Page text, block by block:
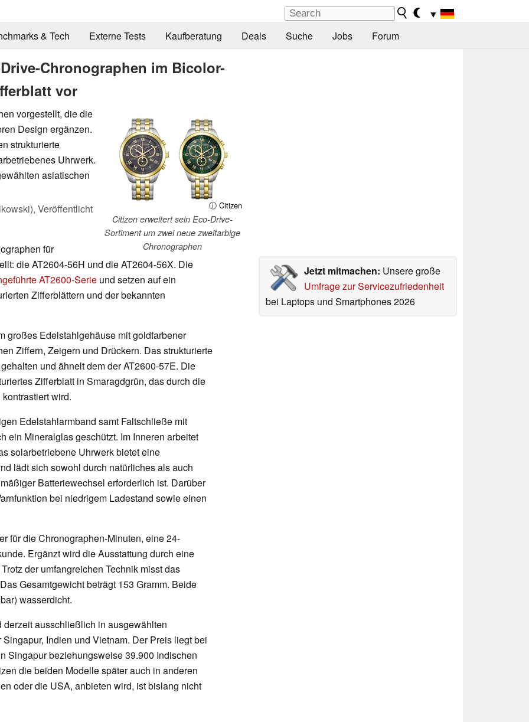
▼
& Tech
Externe Tests Kaufberatung Deals Suche Jobs Forum
Chronographen im Bicolor-
vor
ⓘ Citizen
Citizen erweitert sein Eco-Drive-
Sortiment um zwei neue zweifarbige
Chronographen
vorgestellt, die die
Design ergänzen.
strukturierte
Uhrwerk.
asiatischen
Veröffentlicht
Jetzt mitmachen: Unsere große
Umfrage zur Servicezufriedenheit
bei Laptops und Smartphones 2026
für
die AT2604-56H und die AT2604-56X. Die
AT2600-Serie und setzen auf ein
Zifferblättern und der bekannten
großes Edelstahlgehäuse mit goldfarbener
Ziffern, Zeigern und Drückern. Das strukturierte
und ähnelt dem der AT2600-57E. Die
Zifferblatt in Smaragdgrün, das durch die
wird.
Edelstahlarmband samt Faltschließe mit
ein Mineralglas geschützt. Im Inneren arbeitet
solarbetriebene Uhrwerk bietet eine
lädt sich sowohl durch natürliches als auch
Batteriewechsel erforderlich ist. Darüber
bei niedrigem Ladestand sowie einen
für die Chronographen-Minuten, eine 24-
Ergänzt wird die Ausstattung durch eine
der umfangreichen Technik misst das
Gesamtgewicht beträgt 153 Gramm. Beide
wasserdicht.
ausschließlich in ausgewählten
Indien und Vietnam. Der Preis liegt bei
Singapur beziehungsweise 39.900 Indischen
die beiden Modelle später auch in anderen
oder die USA, anbieten wird, ist bislang nicht